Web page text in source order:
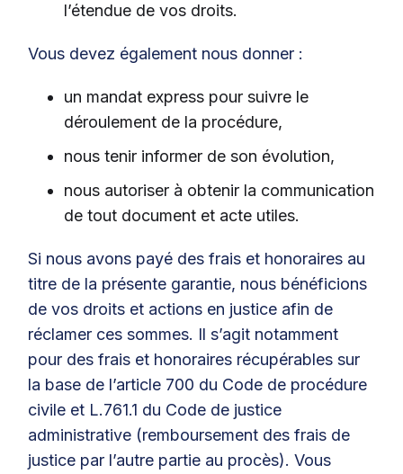
l’étendue de vos droits.
Vous devez également nous donner :
un mandat express pour suivre le
déroulement de la procédure,
nous tenir informer de son évolution,
nous autoriser à obtenir la communication
de tout document et acte utiles.
Si nous avons payé des frais et honoraires au
titre de la présente garantie, nous bénéficions
de vos droits et actions en justice afin de
réclamer ces sommes. Il s’agit notamment
pour des frais et honoraires récupérables sur
la base de l’article 700 du Code de procédure
civile et L.761.1 du Code de justice
administrative (remboursement des frais de
justice par l’autre partie au procès). Vous